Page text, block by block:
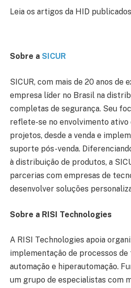
Leia os artigos da HID
Sobre a SICUR
SICUR, com mais de 20 anos de
empresa líder no Brasil na
completas de segurança. Seu
reflete-se no envolvimento ativo
projetos, desde a venda e
suporte pós-venda.
à distribuição de produtos, a
parcerias com empresas de
desenvolver soluções
Sobre a RISI Technologies
A RISI Technologies apoia
implementação de processos
automação e hiperautomação.
um grupo de especialistas com